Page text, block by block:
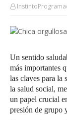
Un sentido
más importantes
las claves para la
la salud social,
un papel crucial
presión de grupo